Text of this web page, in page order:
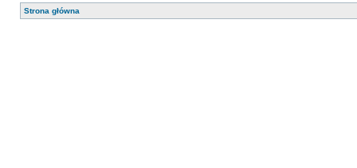
Strona główna